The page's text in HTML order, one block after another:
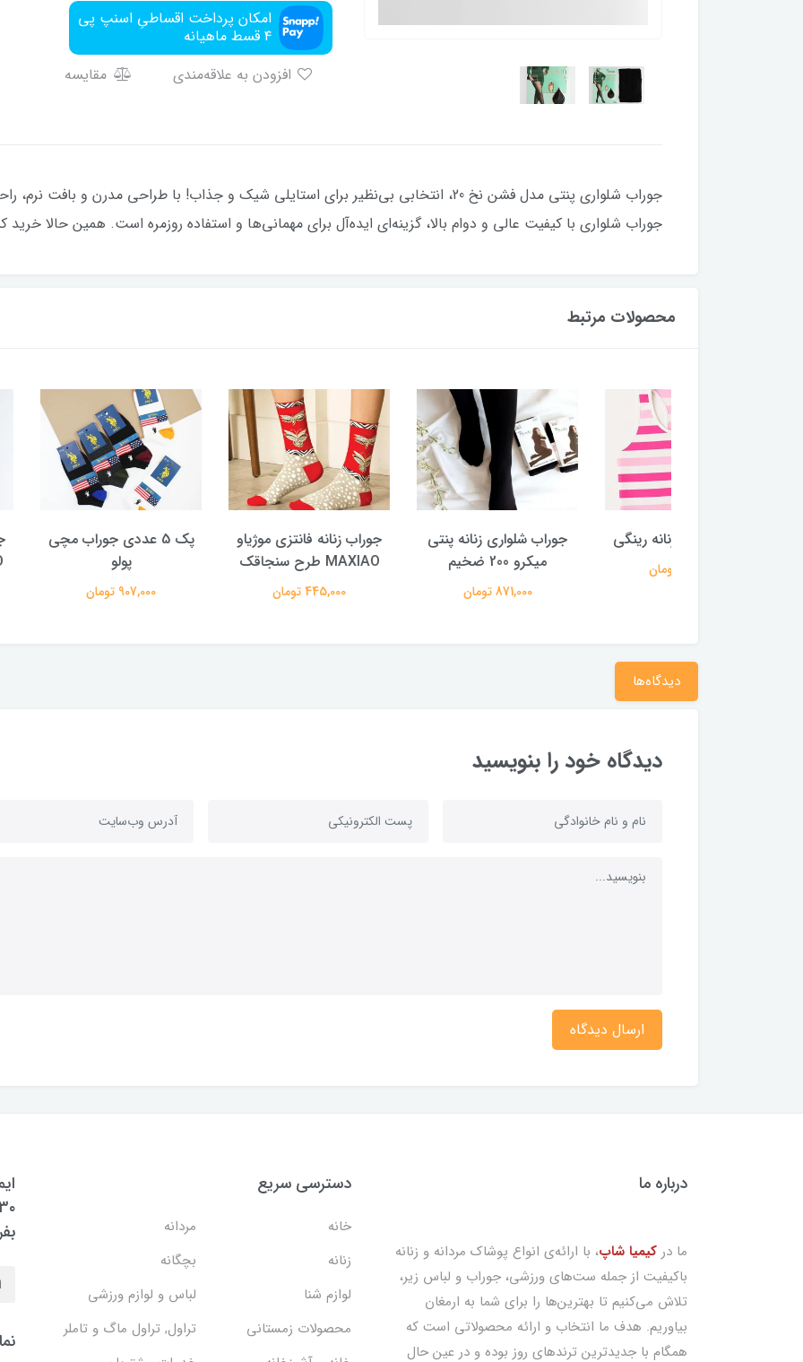
امکان پرداخت اقساطیِ اسنپ پی
۴ قسط ماهیانه
مقایسه
جوراب شلواری پنتی مدل فشن نخ 20، انتخابی بی‌نظیر برای استایلی شیک و جذاب! با طراحی مدرن
جوراب شلواری با کیفیت عالی و دوام بالا، گزینه‌ای ایده‌آل برای مهمانی‌ها و استفاده روزمره است. همین حالا
محصولات مرتبط
جوراب شلواری زنانه پنتی
جوراب زنانه فانتزی موژیاو
MAXIAO طرح سنجاقک
پک 5 عددی جوراب مچی
جوراب زنانه
دیدگاه‌ها
دیدگاه خود را بنویسید
ارسال دیدگاه
درباره ما
ما درکیمیا شاپ، با ارائه‌ی انواع پوشاک مردانه و زنانه
باکیفیت از جمله ست‌های ورزشی، جوراب و لباس زیر،
تلاش می‌کنیم تا بهترین‌ها را برای شما به ارمغان
بیاوریم. هدف ما انتخاب و ارائه محصولاتی است که
همگام با جدیدترین ترندهای روز بوده و در عین حال
دسترسی سریع
خانه
مردانه
زنانه
بچگانه
لوازم شنا
لباس و لوازم ورزشی
محصولات زمستانی
تراول, تراول ماگ و تاملر